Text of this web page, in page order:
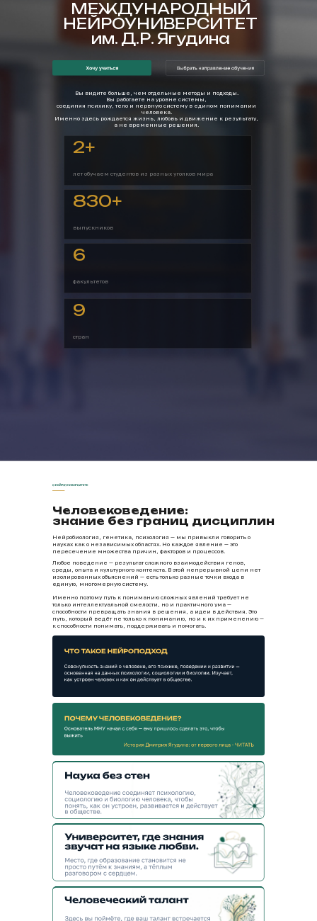
МЕЖДУНАРОДНЫЙ
НЕЙРОУНИВЕРСИТЕТ
им. Д.Р. Ягудина
Вы видите больше, чем отдельные методы и подходы.
Вы работаете на уровне системы,
соединяя психику, тело и нервную систему в едином понимании
человека.
Именно здесь рождается жизнь, любовь и движение к результату,
а не временные решения.
9
стран
6
факультетов
830+
выпускников
2+
лет обучаем студентов из разных уголков мира
Человековедение:
знание без границ дисциплин
Именно поэтому путь к пониманию сложных явлений требует не
только интеллектуальной смелости, но и практичного ума —
способности превращать знания в решения, а идеи в действия. Это
путь, который ведёт не только к пониманию, но и к их применению —
к способности понимать, поддерживать и помогать.
Любое поведение — результат сложного взаимодействия генов,
среды, опыта и культурного контекста. В этой непрерывной цепи нет
изолированных объяснений — есть только разные точки входа в
единую, многомерную систему.
Нейробиология, генетика, психология — мы привыкли говорить о
науках как о независимых областях. Но каждое явление — это
пересечение множества причин, факторов и процессов.